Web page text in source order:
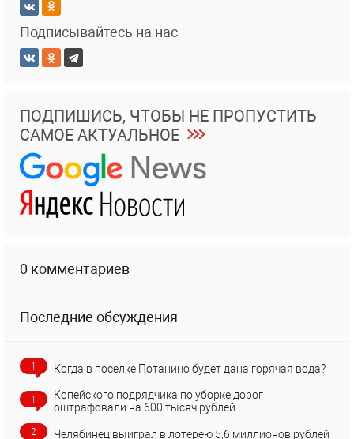
Подписывайтесь на нас
ПОДПИШИСЬ, ЧТОБЫ НЕ ПРОПУСТИТЬ
САМОЕ АКТУАЛЬНОЕ
0 комментариев
Последние обсуждения
1 Когда в поселке Потанино будет дана горячая вода?
1
Копейского подрядчика по уборке дорог
оштрафовали на 600 тысяч рублей
2 Челябинец выиграл в лотерею 5,6 миллионов рублей